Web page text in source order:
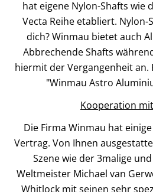
hat eigene Nylon-Shafts wie
Vecta Reihe etabliert.
dich? Winmau bietet auch
Abbrechende Shafts
hiermit der Vergangenheit
"Winmau Astro
Kooperation
Die Firma Winmau hat
Vertrag. Von Ihnen
Szene wie der 3malige
Weltmeister Michael van
Whitlock mit seinen sehr